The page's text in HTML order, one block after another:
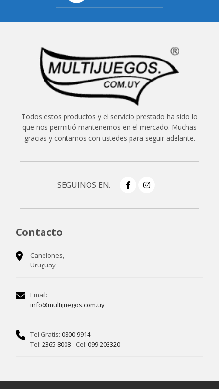
Todos estos productos y el servicio prestado ha sido lo
que nos permitió mantenernos en el mercado. Muchas
gracias y contamos con ustedes para seguir adelante.
SEGUINOS EN:
Contacto
Canelones,
Uruguay
Email:
info@multijuegos.com.uy
Tel Gratis: 0800 9914
Tel: 2365 8008- Cel: 099 203320